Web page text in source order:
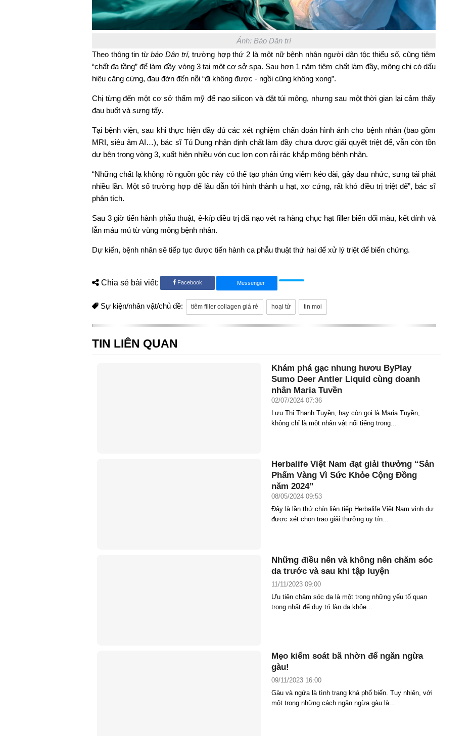
Ảnh: Báo Dân trí
Theo thông tin từbáo Dân trí, trường hợp thứ 2 là một nữ bệnh nhân người dân tộc thiểu số, cũng tiêm
“chất đa tầng” để làm đầy vòng 3 tại một cơ sở spa. Sau hơn 1 năm tiêm chất làm đầy, mông chị có dấu
hiệu căng cứng, đau đớn đến nỗi “đi không được - ngồi cũng không xong”.
Chị từng đến một cơ sở thẩm mỹ để nạo silicon và đặt túi mông, nhưng sau một thời gian lại cảm thấy
đau buốt và sưng tấy.
Tại bệnh viện, sau khi thực hiện đầy đủ các xét nghiệm chẩn đoán hình ảnh cho bệnh nhân (bao gồm
MRI, siêu âm AI…), bác sĩ Tú Dung nhận định chất làm đầy chưa được giải quyết triệt để, vẫn còn tồn
dư bên trong vòng 3, xuất hiện nhiều vón cục lợn cợn rải rác khắp mông bệnh nhân.
“Những chất lạ không rõ nguồn gốc này có thể tạo phản ứng viêm kéo dài, gây đau nhức, sưng tái phát
nhiều lần. Một số trường hợp để lâu dẫn tới hình thành u hạt, xơ cứng, rất khó điều trị triệt để”, bác sĩ
phân tích.
Sau 3 giờ tiến hành phẫu thuật, ê-kíp điều trị đã nạo vét ra hàng chục hạt filler biến đổi màu, kết dính và
lẫn máu mủ từ vùng mông bệnh nhân.
Dự kiến, bệnh nhân sẽ tiếp tục được tiến hành ca phẫu thuật thứ hai để xử lý triệt để biến chứng.
Chia sẻ bài viết: Facebook Messenger
Sự kiện/nhân vật/chủ đề: tiêm filler collagen giá rẻ hoại tử tin moi
TIN LIÊN QUAN
Khám phá gạc nhung hươu ByPlay
Sumo Deer Antler Liquid cùng doanh
nhân Maria Tuyền
02/07/2024 07:36
Lưu Thị Thanh Tuyền, hay còn gọi là Maria Tuyền,
không chỉ là một nhân vật nổi tiếng trong...
Herbalife Việt Nam đạt giải thưởng “Sản
Phẩm Vàng Vì Sức Khỏe Cộng Đồng
năm 2024”
08/05/2024 09:53
Đây là lần thứ chín liên tiếp Herbalife Việt Nam vinh dự
được xét chọn trao giải thưởng uy tín...
Những điều nên và không nên chăm sóc
da trước và sau khi tập luyện
11/11/2023 09:00
Ưu tiên chăm sóc da là một trong những yếu tố quan
trọng nhất để duy trì làn da khỏe...
Mẹo kiểm soát bã nhờn để ngăn ngừa
gàu!
09/11/2023 16:00
Gàu và ngứa là tình trạng khá phổ biến. Tuy nhiên, với
một trong những cách ngăn ngừa gàu là...